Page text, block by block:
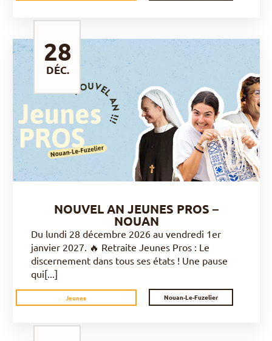
DÉC.
DÉCOUVRIR
NOUVEL AN JEUNES PROS –
NOUAN
Du lundi 28 décembre 2026 au vendredi 1er
janvier 2027. 🔥 Retraite Jeunes Pros : Le
discernement dans tous ses états ! Une pause
qui[...]
Jeunes Nouan-Le-Fuzelier
28